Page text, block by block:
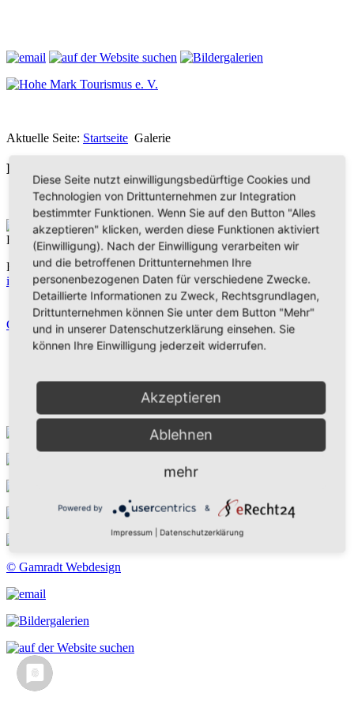
Aktuelle Seite: Startseite Galerie
Bilder aus der Hohen Mark
Hohe Mark Tourismus e. V.
Redderstraße 421, 45711 Datteln
Fon: +49 (0)2363 377 0
info@hohe-mark-tourismus.de
Cookie-Einstellungen
Impressum
Datenschutz
Home
Suchen
© Gamradt Webdesign
Diese Seite nutzt einwilligungsbedürftige Cookies und
Technologien von Drittunternehmen zur Integration
bestimmter Funktionen. Wenn Sie auf den Button "Alles
akzeptieren" klicken, werden diese Funktionen aktiviert
(Einwilligung). Nach der Einwilligung verarbeiten wir
und die betroffenen Drittunternehmen Ihre
personenbezogenen Daten für verschiedene Zwecke.
Detaillierte Informationen zu Zweck, Rechtsgrundlagen,
Drittunternehmen können Sie unter dem Button "Mehr"
und in unserer Datenschutzerklärung einsehen. Sie
können Ihre Einwilligung jederzeit widerrufen.
Akzeptieren
Ablehnen
mehr
Powered by &
Impressum Datenschutzerklärung